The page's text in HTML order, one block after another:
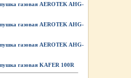
газовая AEROTEK AHG-
газовая AEROTEK AHG-
газовая AEROTEK AHG-
газовая KAFER 100R